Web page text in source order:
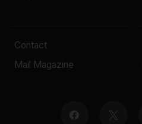
Contact
Mail Magazine